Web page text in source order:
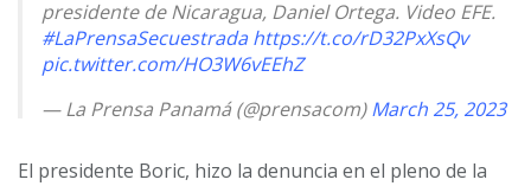
presidente de Nicaragua, Daniel Ortega. Video EFE.
#LaPrensaSecuestrada https://t.co/rD32PxXsQv
pic.twitter.com/HO3W6vEEhZ
— La Prensa Panamá (@prensacom)March 25, 2023
El presidente Boric, hizo la denuncia en el pleno de la